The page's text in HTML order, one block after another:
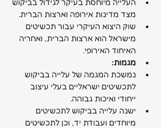
העלייה מיוחסת בעיקר לגידול בביקוש
מצד מדינות אירופה וארצות הברית.
שוק היצוא העיקרי עבור תכשיטים
מישראל הוא ארצות הברית, ואחריה
האיחוד האירופי.
מגמות:
נמשכת המגמה של עלייה בביקוש
לתכשיטים ישראליים בעלי עיצוב
ייחודי ואיכות גבוהה.
ישנה עלייה בביקוש לתכשיטים
מיוחדים ועבודת יד, וכן לתכשיטים